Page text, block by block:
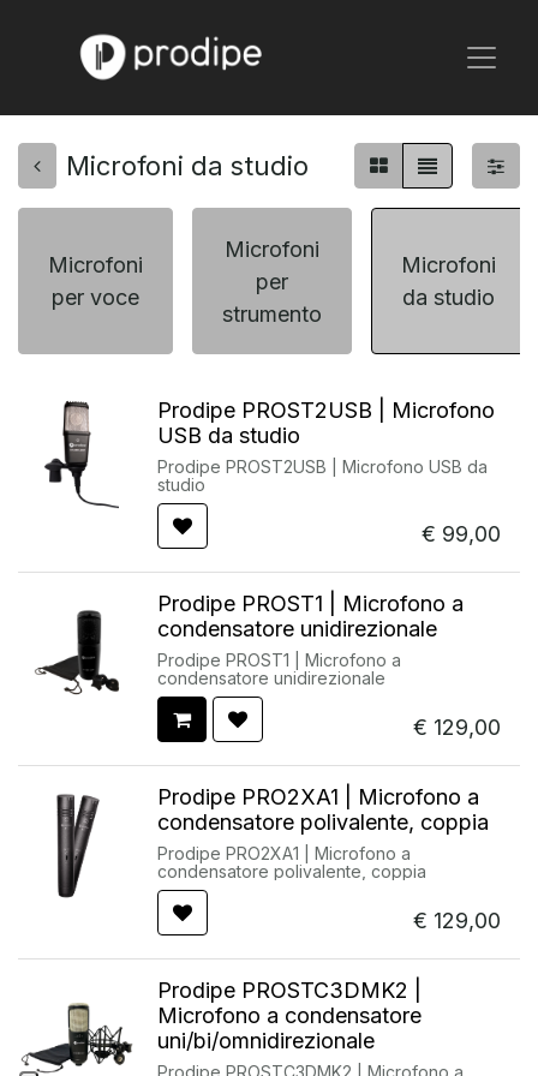
Microfoni da studio
Microfoni
per voce
Microfoni
per
strumento
Microfoni
da studio
Prodipe PROST2USB | Microfono
USB da studio
Prodipe PROST2USB | Microfono USB da
studio
€ 99,00
Prodipe PROST1 | Microfono a
condensatore unidirezionale
Prodipe PROST1 | Microfono a
condensatore unidirezionale
€ 129,00
Prodipe PRO2XA1 | Microfono a
condensatore polivalente, coppia
Prodipe PRO2XA1 | Microfono a
condensatore polivalente, coppia
€ 129,00
Prodipe PROSTC3DMK2 |
Microfono a condensatore
uni/bi/omnidirezionale
Prodipe PROSTC3DMK2 | Microfono a